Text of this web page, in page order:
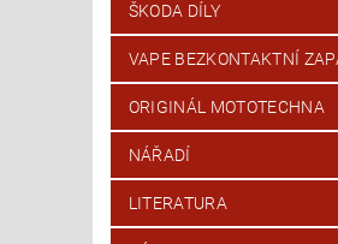
ŠKODA DÍLY
VAPE BEZKONTAKTNÍ
ORIGINÁL MOTOTECHNA
NÁŘADÍ
LITERATURA